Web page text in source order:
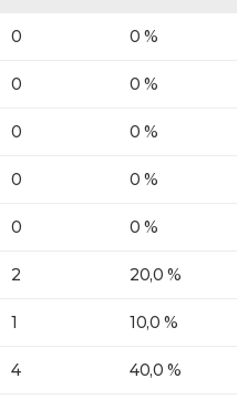
0 0 %
0 0 %
0 0 %
0 0 %
0 0 %
2 20,0 %
1 10,0 %
4 40,0 %